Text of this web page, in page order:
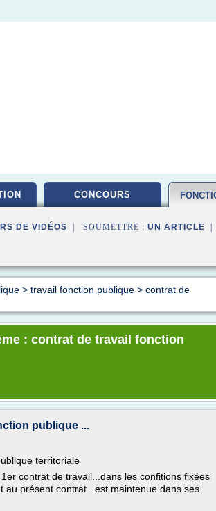
CONCOURS
DE VIDÉOS | SOUMETTRE : UN ARTICLE
> travail fonction publique > contrat de
: contrat de travail fonction
publique ...
territoriale
contrat de travail...dans les confitions fixées
présent contrat...est maintenue dans ses